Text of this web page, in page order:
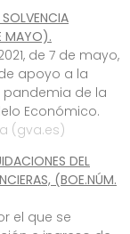
MAYO).
de 7 de mayo,
apoyo a la
pandemia de la
Económico.
(gva.es)
DEL
(BOE.NÚM.
el que se